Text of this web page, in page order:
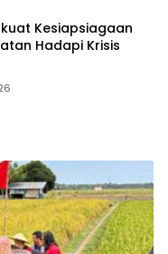
Kesiapsiagaan
Hadapi Krisis